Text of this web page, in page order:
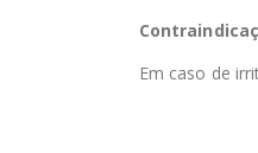
Em caso de